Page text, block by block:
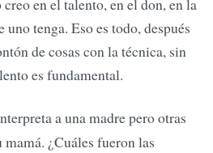
en el talento, en el don, en la
tenga. Eso es todo, después
de cosas con la técnica, sin
es fundamental.
a una madre pero otras
¿Cuáles fueron las